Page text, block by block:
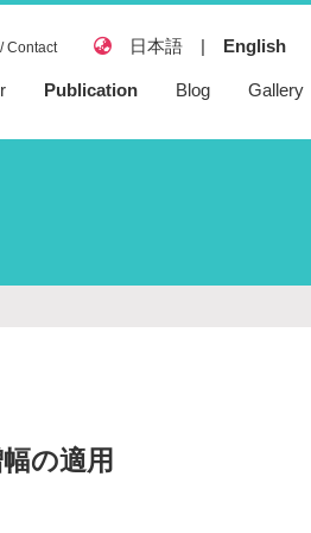
Contact 日本語 | English
Publication
International
Blog Gallery
の適用